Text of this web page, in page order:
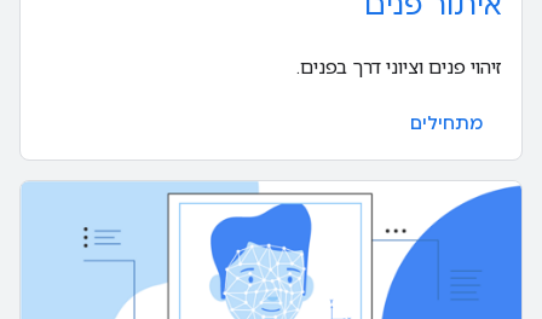
זיהוי פנים וציוני דרך בפנים.
מתחילים